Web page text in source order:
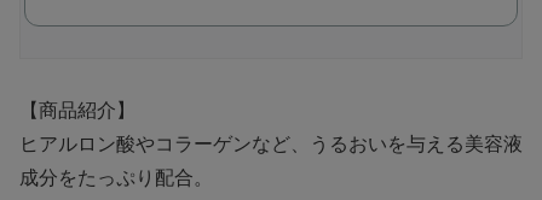
【商品紹介】
ヒアルロン酸やコラーゲンなど、うるおいを与える美容液
成分をたっぷり配合。